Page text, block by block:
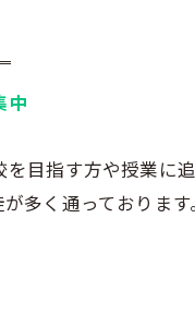
中
目指す方や授業に
多く通っておりま